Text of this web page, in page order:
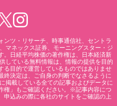
ンツ・リサーチ、時事通信社、セントラ
マネックス証券、モーニングスター・ジ
。日経平均株価の著作権は、日本経済新
している無料情報は、情報の提供を目的
る目的で運営しているものではありませ
終決定は、ご自身の判断でなさるように
掲載している全ての記事およびデータに
権」もご確認ください。※記事内容につ
申込みの際に各社のサイトをご確認の上